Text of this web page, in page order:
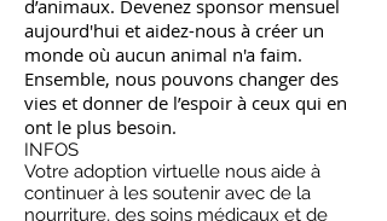
d’animaux. Devenez sponsor mensuel
aujourd'hui et aidez-nous à créer un
monde où aucun animal n'a faim.
Ensemble, nous pouvons changer des
vies et donner de l’espoir à ceux qui en
ont le plus besoin.
INFOS
Votre adoption virtuelle nous aide à
continuer à les soutenir avec de la
nourriture, des soins médicaux et de